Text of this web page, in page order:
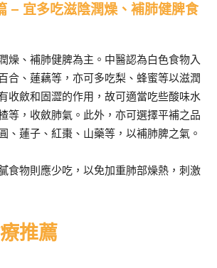
– 宜多吃滋陰潤燥、補肺健脾食
燥、補肺健脾為主。中醫認為白色食物入
合、蓮藕等，亦可多吃梨、蜂蜜等以滋潤
收斂和固澀的作用，故可適當吃些酸味水
等，收斂肺氣。此外，亦可選擇平補之品
、蓮子、紅棗、山藥等，以補肺脾之氣。
食物則應少吃，以免加重肺部燥熱，刺激
推薦